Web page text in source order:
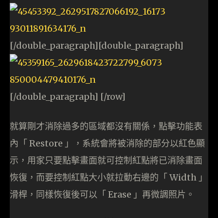
[/double_paragraph][double_paragraph]
[/double_paragraph] [/row]
就算剛才消除過多的區域都沒有關係，點擊功能表
內「 Restore 」，系統會將被消除的部分以紅色顯
示，用家只要點擊畫面就可控制紅點將已消除畫面
恢復，而要控制紅點大小就拉動右邊的「 Width 」
滑桿，同樣恢復後可以「 Erase 」再微調照片。